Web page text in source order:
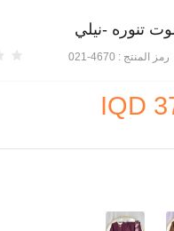
رمز المنتج : 4670-021